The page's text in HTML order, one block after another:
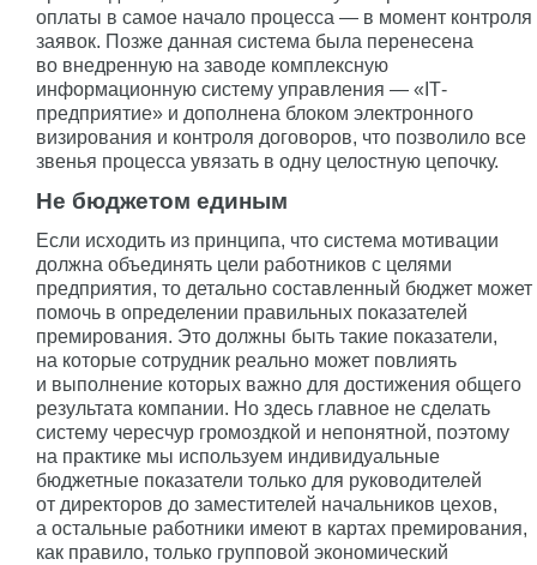
оплаты в самое начало процесса — в момент контроля
заявок. Позже данная система была перенесена
во внедренную на заводе комплексную
информационную систему управления — «IТ-
предприятие» и дополнена блоком электронного
визирования и контроля договоров, что позволило все
звенья процесса увязать в одну целостную цепочку.
Не бюджетом единым
Если исходить из принципа, что система мотивации
должна объединять цели работников с целями
предприятия, то детально составленный бюджет может
помочь в определении правильных показателей
премирования. Это должны быть такие показатели,
на которые сотрудник реально может повлиять
и выполнение которых важно для достижения общего
результата компании. Но здесь главное не сделать
систему чересчур громоздкой и непонятной, поэтому
на практике мы используем индивидуальные
бюджетные показатели только для руководителей
от директоров до заместителей начальников цехов,
а остальные работники имеют в картах премирования,
как правило, только групповой экономический